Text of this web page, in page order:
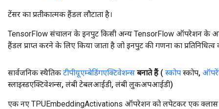
टेंसर का प्रतीकात्मक हैंडल लौटाता है।
TensorFlow संचालन के इनपुट किसी अन्य TensorFlow ऑपरेशन के
हैंडल प्राप्त करने के लिए किया जाता है जो इनपुट की गणना का प्रतिनिधित्व
सार्वजनिक स्थैतिक टीपीयूएम्बेडिंगएक्टिवेशन्स बनाते हैं ( स्कोप स्कोप,
स्लाइस्डएक्टिवेशन्स, लंबी टेबलआईडी, लंबी लुकअपआईडी)
एक नए TPUEmbeddingActivations ऑपरेशन को लपेटकर एक क्लास